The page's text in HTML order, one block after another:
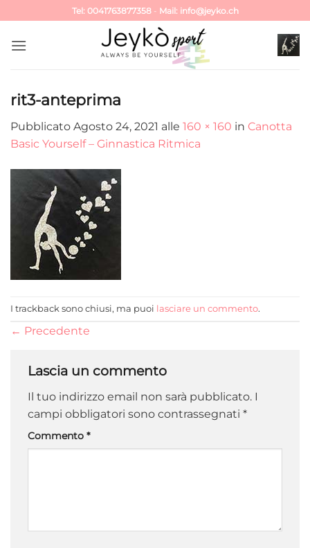
ai
contenuti
Tel: 0041763877358- Mail: info@jeyko.ch
rit3-anteprima
Pubblicato Agosto 24, 2021 alle 160 × 160 in Canotta
Basic Yourself – Ginnastica Ritmica
I trackback sono chiusi, ma puoi lasciare un commento.
← Precedente
Lascia un commento
Il tuo indirizzo email non sarà pubblicato. I
campi obbligatori sono contrassegnati *
Commento *